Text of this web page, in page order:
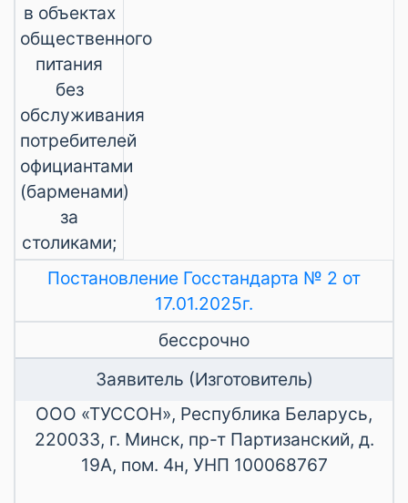
в объектах
общественного
питания
без
обслуживания
потребителей
официантами
(барменами)
за
столиками;
Постановление Госстандарта № 2 от
17.01.2025г.
бессрочно
Заявитель (Изготовитель)
ООО «ТУССОН», Республика Беларусь,
220033, г. Минск, пр-т Партизанский, д.
19А, пом. 4н, УНП 100068767